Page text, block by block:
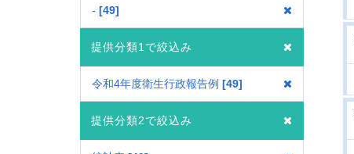
- 49
提供分類1で絞込み
令和4年度衛生行政報告例 49
提供分類2で絞込み